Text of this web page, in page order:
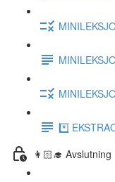
*️⃣
👩🏻‍🎓 Avslutning